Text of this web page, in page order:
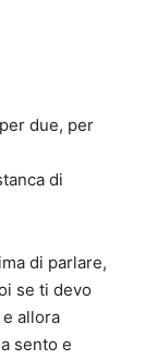
due, per
di
di parlare,
se ti devo
allora
sento e